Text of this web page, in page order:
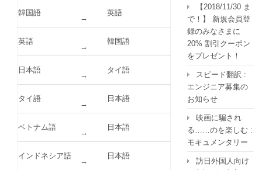
韓国語
→
英語
英語
→
韓国語
日本語
→
タイ語
タイ語
→
日本語
ベトナム語
→
日本語
インドネシア語
→
日本語
【2018/11/30 ま
で！】 新規会員登
録のみなさまに
20% 割引クーポン
をプレゼント！
スピード翻訳 :
エンジニア募集の
お知らせ
映画に騙され
る……のを楽しむ :
モキュメンタリー
訪日外国人向け